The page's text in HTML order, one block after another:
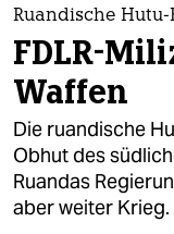
themen
politik
öko
gesellschaft
kultur
Ruandische
FDLR-
Waffen
Die ruandische
Obhut des
Ruandas
aber weiter Krieg.